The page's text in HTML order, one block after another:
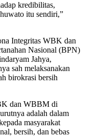
kredibilitas,
itu sendiri,”
Integritas WBK dan
Nasional (BPN)
Jahya,
sah melaksanakan
birokrasi bersih
dan WBBM di
adalah dalam
masyarakat
bersih, dan bebas